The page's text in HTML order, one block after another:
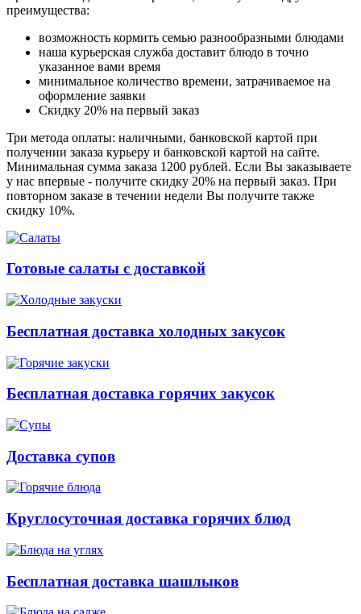
преимущества:
возможность кормить семью разнообразными блюдами
наша курьерская служба доставит блюдо в точно
указанное вами время
минимальное количество времени, затрачиваемое на
оформление заявки
Скидку 20% на первый заказ
Три метода оплаты: наличными, банковской картой при
получении заказа курьеру и банковской картой на сайте.
Минимальная сумма заказа 1200 рублей. Если Вы заказываете
у нас впервые - получите скидку 20% на первый заказ. При
повторном заказе в течении недели Вы получите также
скидку 10%.
Готовые салаты с доставкой
Бесплатная доставка холодных закусок
Бесплатная доставка горячих закусок
Доставка супов
Круглосуточная доставка горячих блюд
Бесплатная доставка шашлыков